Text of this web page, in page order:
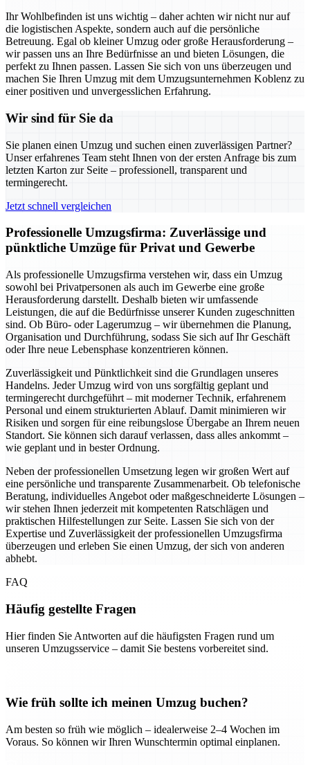
Ihr Wohlbefinden ist uns wichtig – daher achten wir nicht nur auf
die logistischen Aspekte, sondern auch auf die persönliche
Betreuung. Egal ob kleiner Umzug oder große Herausforderung –
wir passen uns an Ihre Bedürfnisse an und bieten Lösungen, die
perfekt zu Ihnen passen. Lassen Sie sich von uns überzeugen und
machen Sie Ihren Umzug mit dem Umzugsunternehmen Koblenz zu
einer positiven und unvergesslichen Erfahrung.
Wir sind für Sie da
Sie planen einen Umzug und suchen einen zuverlässigen Partner?
Unser erfahrenes Team steht Ihnen von der ersten Anfrage bis zum
letzten Karton zur Seite – professionell, transparent und
termingerecht.
Jetzt schnell vergleichen
Professionelle Umzugsfirma: Zuverlässige und
pünktliche Umzüge für Privat und Gewerbe
Als professionelle Umzugsfirma verstehen wir, dass ein Umzug
sowohl bei Privatpersonen als auch im Gewerbe eine große
Herausforderung darstellt. Deshalb bieten wir umfassende
Leistungen, die auf die Bedürfnisse unserer Kunden zugeschnitten
sind. Ob Büro- oder Lagerumzug – wir übernehmen die Planung,
Organisation und Durchführung, sodass Sie sich auf Ihr Geschäft
oder Ihre neue Lebensphase konzentrieren können.
Zuverlässigkeit und Pünktlichkeit sind die Grundlagen unseres
Handelns. Jeder Umzug wird von uns sorgfältig geplant und
termingerecht durchgeführt – mit moderner Technik, erfahrenem
Personal und einem strukturierten Ablauf. Damit minimieren wir
Risiken und sorgen für eine reibungslose Übergabe an Ihrem neuen
Standort. Sie können sich darauf verlassen, dass alles ankommt –
wie geplant und in bester Ordnung.
Neben der professionellen Umsetzung legen wir großen Wert auf
eine persönliche und transparente Zusammenarbeit. Ob telefonische
Beratung, individuelles Angebot oder maßgeschneiderte Lösungen –
wir stehen Ihnen jederzeit mit kompetenten Ratschlägen und
praktischen Hilfestellungen zur Seite. Lassen Sie sich von der
Expertise und Zuverlässigkeit der professionellen Umzugsfirma
überzeugen und erleben Sie einen Umzug, der sich von anderen
abhebt.
FAQ
Häufig gestellte Fragen
Hier finden Sie Antworten auf die häufigsten Fragen rund um
unseren Umzugsservice – damit Sie bestens vorbereitet sind.
Wie früh sollte ich meinen Umzug buchen?
Am besten so früh wie möglich – idealerweise 2–4 Wochen im
Voraus. So können wir Ihren Wunschtermin optimal einplanen.